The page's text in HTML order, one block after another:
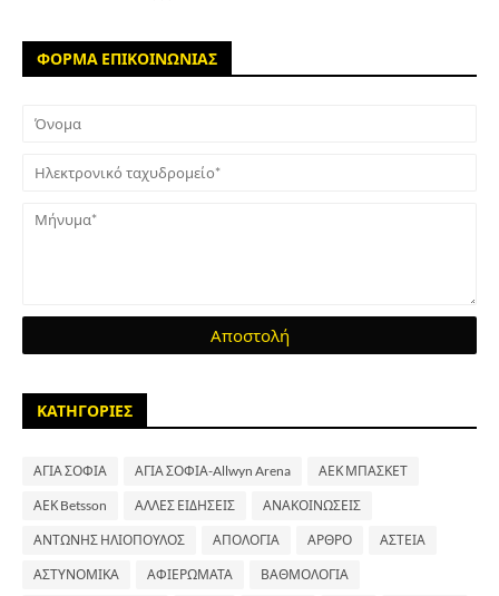
ΦΟΡΜΑ ΕΠΙΚΟΙΝΩΝΙΑΣ
ΚΑΤΗΓΟΡΙΕΣ
ΑΓΙΑ ΣΟΦΙΑ ΑΓΙΑ ΣΟΦΙΑ-Allwyn Arena ΑΕΚ ΜΠΑΣΚΕΤ
ΑΕΚ Betsson ΑΛΛΕΣ ΕΙΔΗΣΕΙΣ ΑΝΑΚΟΙΝΩΣΕΙΣ
ΑΝΤΩΝΗΣ ΗΛΙΟΠΟΥΛΟΣ ΑΠΟΛΟΓΙΑ ΑΡΘΡΟ ΑΣΤΕΙΑ
ΑΣΤΥΝΟΜΙΚΑ ΑΦΙΕΡΩΜΑΤΑ ΒΑΘΜΟΛΟΓΙΑ